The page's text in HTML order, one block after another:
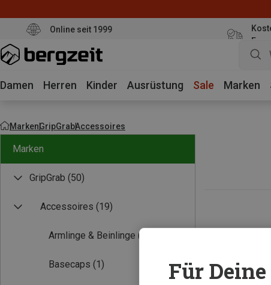
Online seit 1999
Euro
Damen Herren Kinder Ausrüstung Sale Marken
MarkenGripGrabAccessoires
Marken
GripGrab (50)
Accessoires (19)
Armlinge & Beinlinge (5)
Basecaps (1) Für